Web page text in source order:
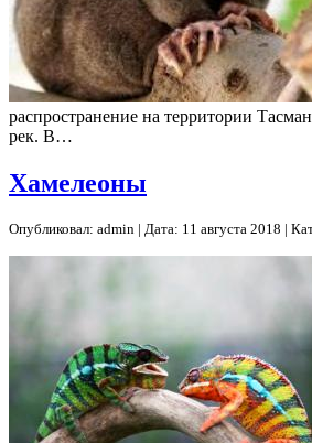
распространение на территории
рек. В…
Хамелеоны
Опубликовал: admin | Дата: 11 августа 2018 |